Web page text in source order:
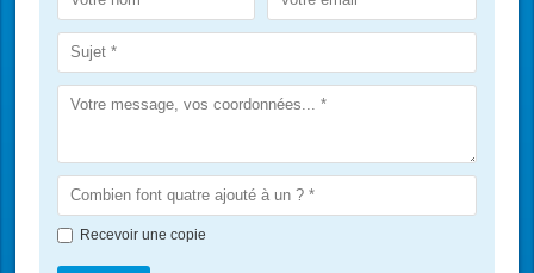
Recevoir une copie